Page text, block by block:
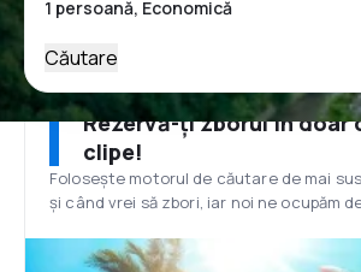
Căutare
Rezervă-ți zborul în doar
clipe!
Folosește motorul de căutare de mai
și când vrei să zbori, iar noi ne ocupăm